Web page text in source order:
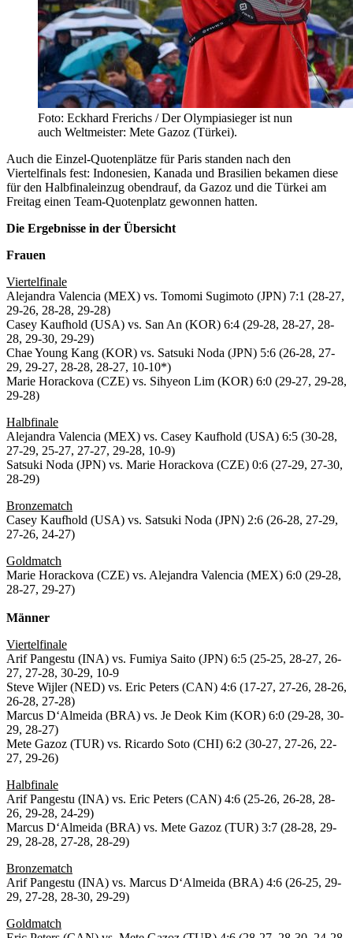
Foto: Eckhard Frerichs / Der Olympiasieger ist nun
auch Weltmeister: Mete Gazoz (Türkei).
Auch die Einzel-Quotenplätze für Paris standen nach den
Viertelfinals fest: Indonesien, Kanada und Brasilien bekamen diese
für den Halbfinaleinzug obendrauf, da Gazoz und die Türkei am
Freitag einen Team-Quotenplatz gewonnen hatten.
Die Ergebnisse in der Übersicht
Frauen
Viertelfinale
Alejandra Valencia (MEX) vs. Tomomi Sugimoto (JPN) 7:1 (28-27,
29-26, 28-28, 29-28)
Casey Kaufhold (USA) vs. San An (KOR) 6:4 (29-28, 28-27, 28-
28, 29-30, 29-29)
Chae Young Kang (KOR) vs. Satsuki Noda (JPN) 5:6 (26-28, 27-
29, 29-27, 28-28, 28-27, 10-10*)
Marie Horackova (CZE) vs. Sihyeon Lim (KOR) 6:0 (29-27, 29-28,
29-28)
Halbfinale
Alejandra Valencia (MEX) vs. Casey Kaufhold (USA) 6:5 (30-28,
27-29, 25-27, 27-27, 29-28, 10-9)
Satsuki Noda (JPN) vs. Marie Horackova (CZE) 0:6 (27-29, 27-30,
28-29)
Bronzematch
Casey Kaufhold (USA) vs. Satsuki Noda (JPN) 2:6 (26-28, 27-29,
27-26, 24-27)
Goldmatch
Marie Horackova (CZE) vs. Alejandra Valencia (MEX) 6:0 (29-28,
28-27, 29-27)
Männer
Viertelfinale
Arif Pangestu (INA) vs. Fumiya Saito (JPN) 6:5 (25-25, 28-27, 26-
27, 27-28, 30-29, 10-9
Steve Wijler (NED) vs. Eric Peters (CAN) 4:6 (17-27, 27-26, 28-26,
26-28, 27-28)
Marcus D‘Almeida (BRA) vs. Je Deok Kim (KOR) 6:0 (29-28, 30-
29, 28-27)
Mete Gazoz (TUR) vs. Ricardo Soto (CHI) 6:2 (30-27, 27-26, 22-
27, 29-26)
Halbfinale
Arif Pangestu (INA) vs. Eric Peters (CAN) 4:6 (25-26, 26-28, 28-
26, 29-28, 24-29)
Marcus D‘Almeida (BRA) vs. Mete Gazoz (TUR) 3:7 (28-28, 29-
29, 28-28, 27-28, 28-29)
Bronzematch
Arif Pangestu (INA) vs. Marcus D‘Almeida (BRA) 4:6 (26-25, 29-
29, 27-28, 28-30, 29-29)
Goldmatch